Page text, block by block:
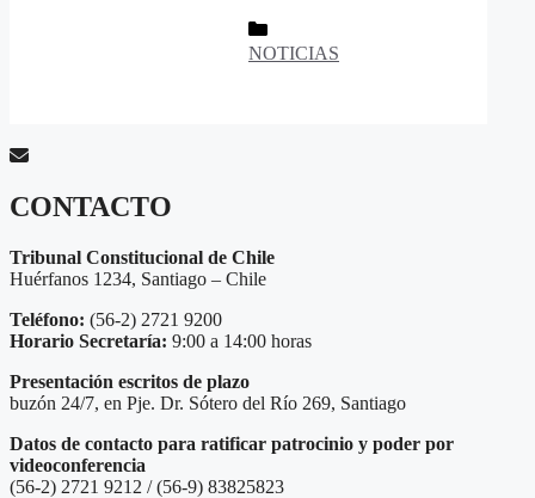
Categorías
NOTICIAS
CONTACTO
Tribunal Constitucional de Chile
Huérfanos 1234, Santiago – Chile
Teléfono: (56-2) 2721 9200
Horario Secretaría: 9:00 a 14:00 horas
Presentación escritos de plazo
buzón 24/7, en Pje. Dr. Sótero del Río 269, Santiago
Datos de contacto para ratificar patrocinio y poder por
videoconferencia
(56-2) 2721 9212 / (56-9) 83825823